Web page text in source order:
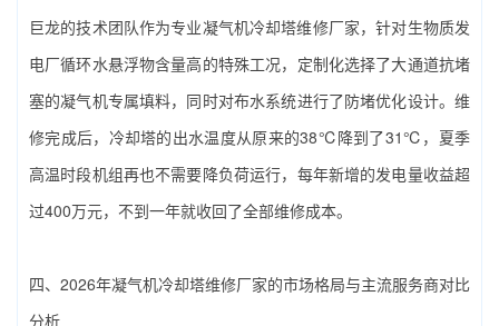
巨龙的技术团队作为专业‌凝气机冷却塔维修厂家‌，针对生物质发
电厂循环水悬浮物含量高的特殊工况，定制化选择了大通道抗堵
塞的凝气机专属填料，同时对布水系统进行了防堵优化设计。维
修完成后，冷却塔的出水温度从原来的38℃降到了31℃，夏季
高温时段机组再也不需要降负荷运行，每年新增的发电量收益超
过400万元，不到一年就收回了全部维修成本。
四、2026年‌凝气机冷却塔维修厂家‌的市场格局与主流服务商对比
分析